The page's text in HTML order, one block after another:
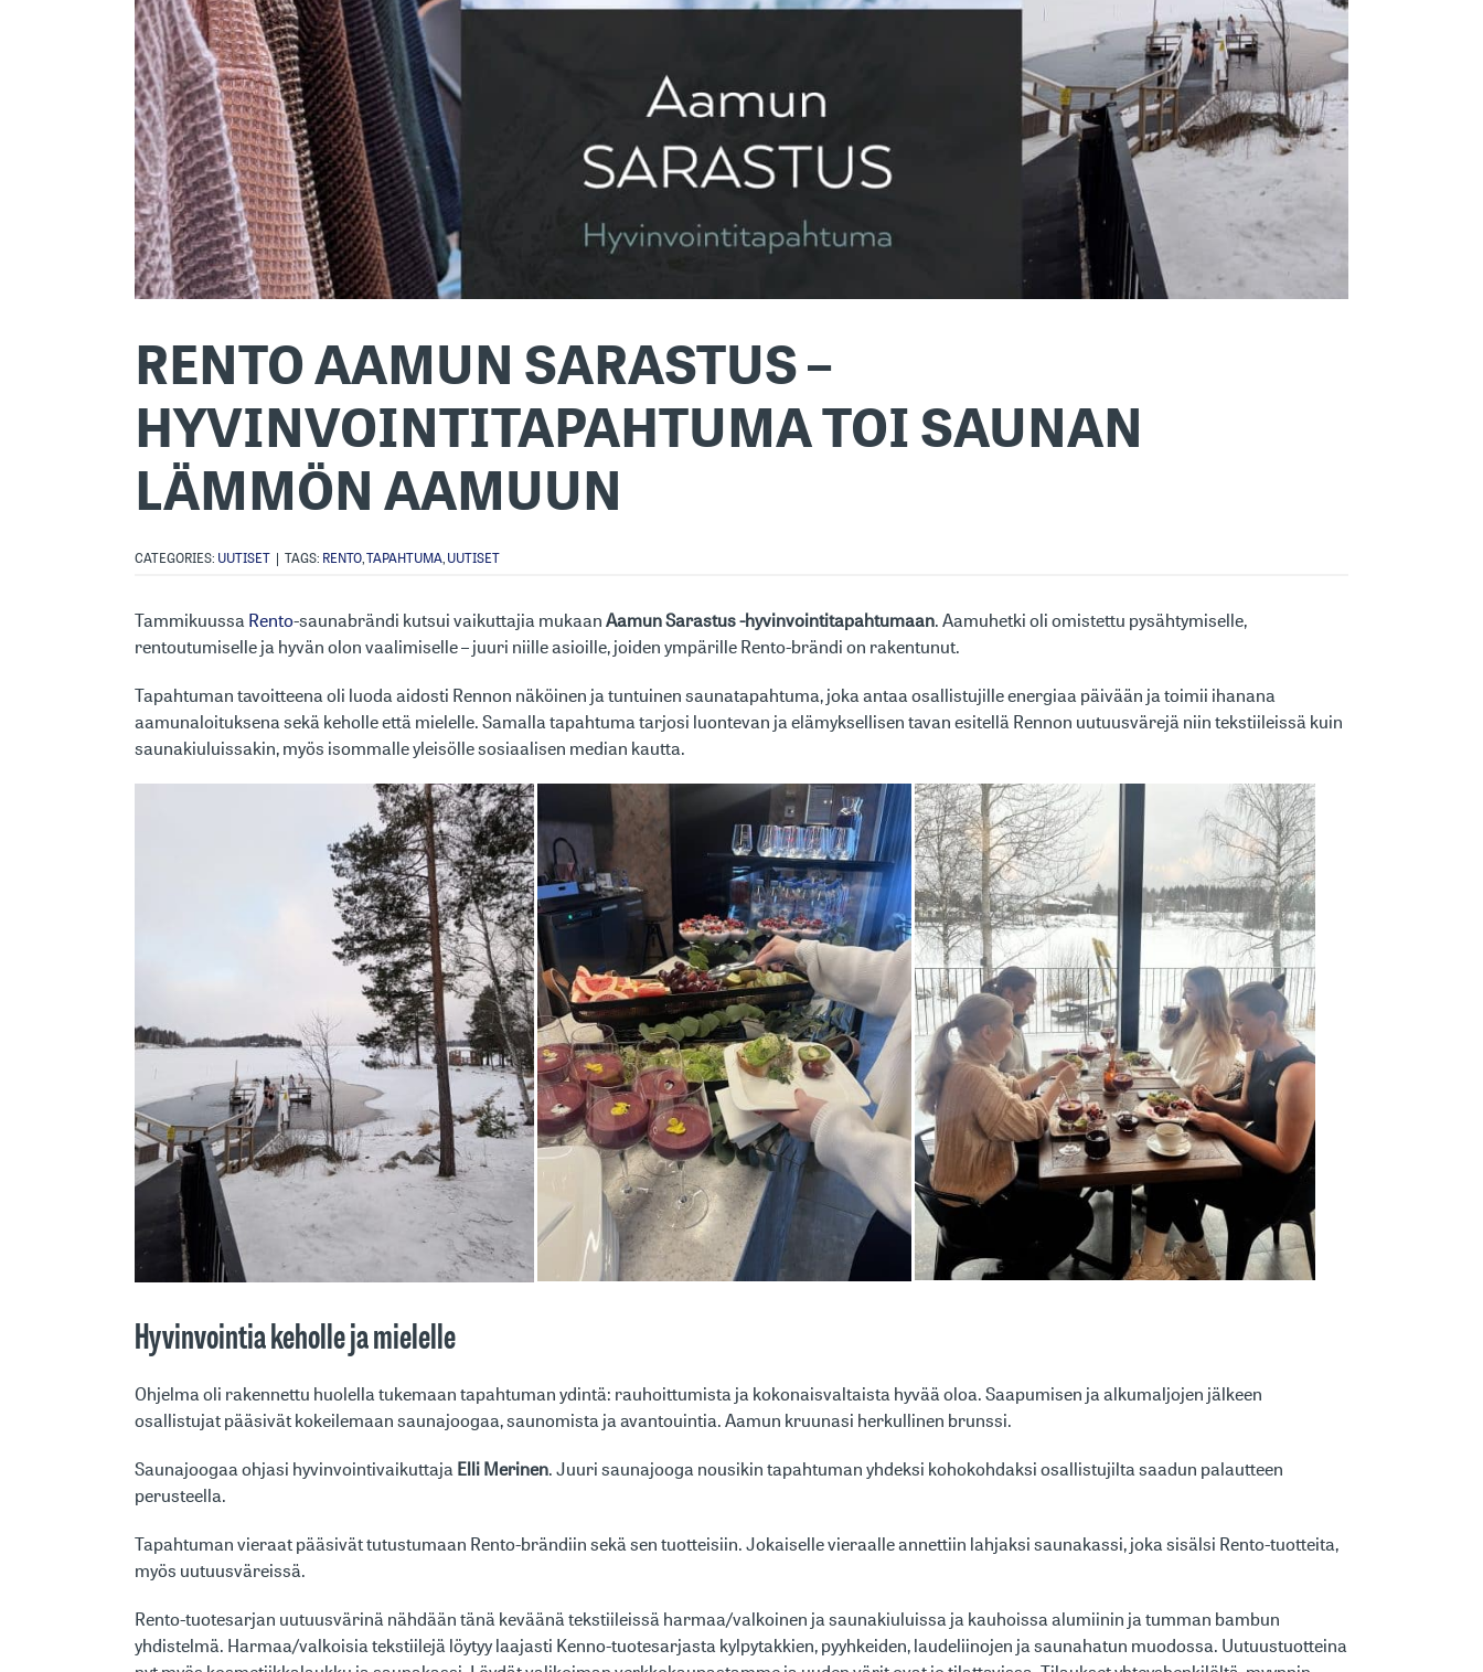
RENTO AAMUN SARASTUS –
HYVINVOINTITAPAHTUMA TOI SAUNAN
LÄMMÖN AAMUUN
CATEGORIES: UUTISET | TAGS: RENTO,TAPAHTUMA,UUTISET
TammikuussaRento-saunabrändi kutsui vaikuttajia mukaanAamun Sarastus -hyvinvointitapahtumaan. Aamuhetki oli omistettu pysähtymiselle,
rentoutumiselle ja hyvän olon vaalimiselle – juuri niille asioille, joiden ympärille Rento-brändi on rakentunut.
Tapahtuman tavoitteena oli luoda aidosti Rennon näköinen ja tuntuinen saunatapahtuma, joka antaa osallistujille energiaa päivään ja toimii ihanana
aamunaloituksena sekä keholle että mielelle. Samalla tapahtuma tarjosi luontevan ja elämyksellisen tavan esitellä Rennon uutuusvärejä niin tekstiileissä kuin
saunakiuluissakin, myös isommalle yleisölle sosiaalisen median kautta.
Hyvinvointia keholle ja mielelle
Ohjelma oli rakennettu huolella tukemaan tapahtuman ydintä: rauhoittumista ja kokonaisvaltaista hyvää oloa. Saapumisen ja alkumaljojen jälkeen
osallistujat pääsivät kokeilemaan saunajoogaa, saunomista ja avantouintia. Aamun kruunasi herkullinen brunssi.
Saunajoogaa ohjasi hyvinvointivaikuttajaElli Merinen. Juuri saunajooga nousikin tapahtuman yhdeksi kohokohdaksi osallistujilta saadun palautteen
perusteella.
Tapahtuman vieraat pääsivät tutustumaan Rento-brändiin sekä sen tuotteisiin. Jokaiselle vieraalle annettiin lahjaksi saunakassi, joka sisälsi Rento-tuotteita,
myös uutuusväreissä.
Rento-tuotesarjan uutuusvärinä nähdään tänä keväänä tekstiileissä harmaa/valkoinen ja saunakiuluissa ja kauhoissa alumiinin ja tumman bambun
yhdistelmä. Harmaa/valkoisia tekstiilejä löytyy laajasti Kenno-tuotesarjasta kylpytakkien, pyyhkeiden, laudeliinojen ja saunahatun muodossa. Uutuustuotteina